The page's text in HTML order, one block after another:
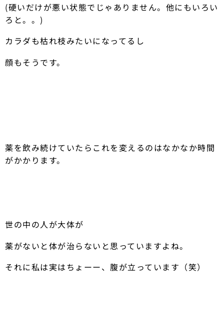
(硬いだけが悪い状態でじゃありません。他にもいろい
ろと。。)
カラダも枯れ枝みたいになってるし
顔もそうです。
薬を飲み続けていたらこれを変えるのはなかなか時間
がかかります。
世の中の人が大体が
薬がないと体が治らないと思っていますよね。
それに私は実はちょーー、腹が立っています（笑）